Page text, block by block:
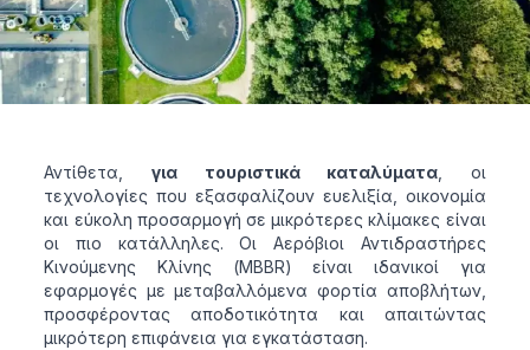
Αντίθετα, για τουριστικά καταλύματα , οι
τεχνολογίες που εξασφαλίζουν ευελιξία, οικονομία
και εύκολη προσαρμογή σε μικρότερες κλίμακες είναι
οι πιο κατάλληλες. Οι Αερόβιοι Αντιδραστήρες
Κινούμενης Κλίνης (MBBR) είναι ιδανικοί για
εφαρμογές με μεταβαλλόμενα φορτία αποβλήτων,
προσφέροντας αποδοτικότητα και απαιτώντας
μικρότερη επιφάνεια για εγκατάσταση.